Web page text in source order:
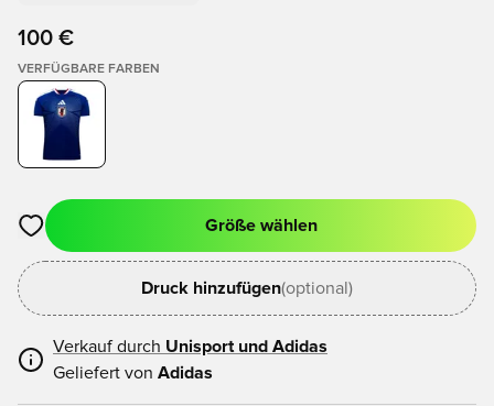
100 €
VERFÜGBARE FARBEN
Öffnet ein neues Fenster zum Anmelden oder Registrieren
Größe wählen
Druck hinzufügen(optional)
Verkauf durch Unisport und Adidas
Geliefert von Adidas